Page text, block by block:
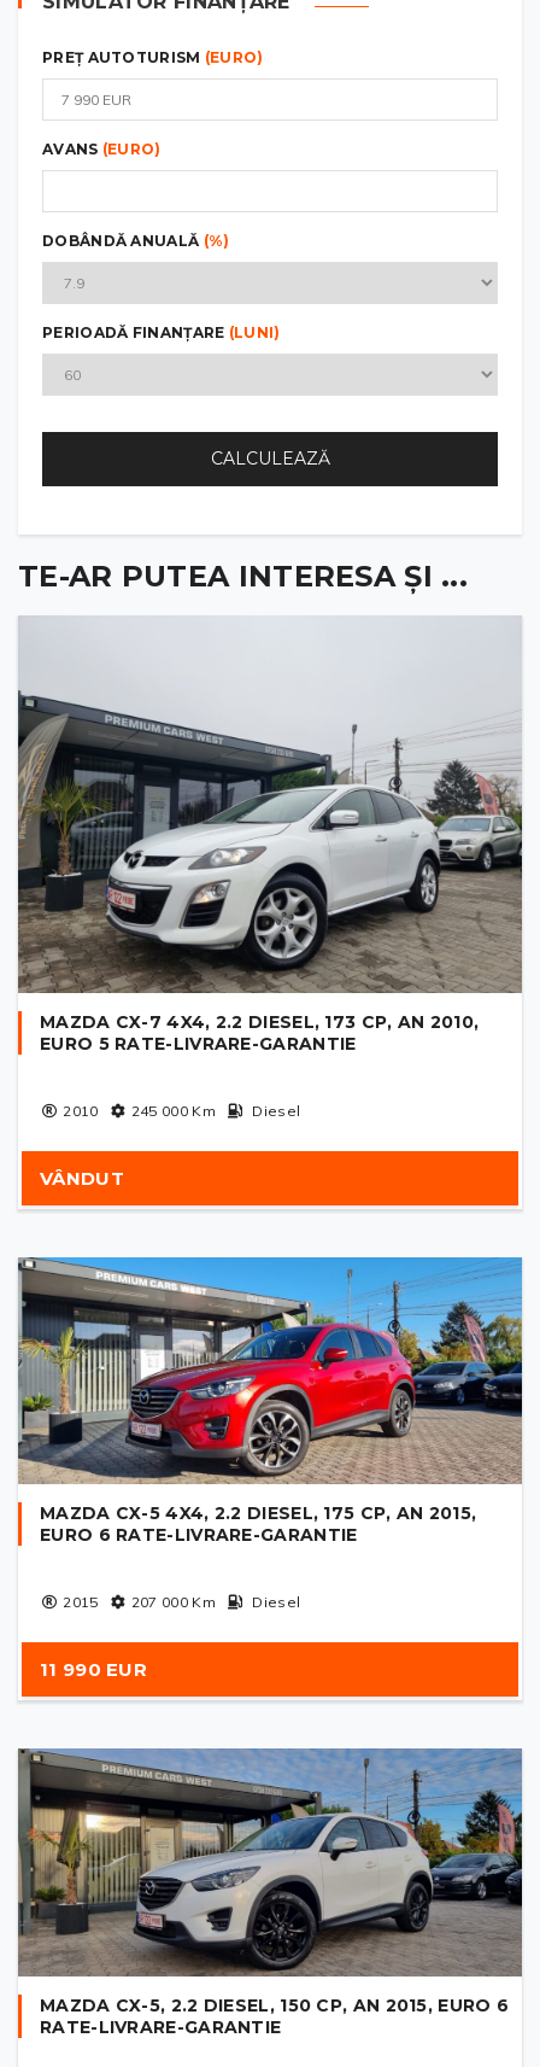
PREȚ AUTOTURISM (EURO)
AVANS (EURO)
DOBÂNDĂ ANUALĂ (%)
PERIOADĂ FINANȚARE (LUNI)
CALCULEAZĂ
TE-AR PUTEA INTERESA ȘI ...
MAZDA CX-7 4X4, 2.2 DIESEL, 173 CP, AN 2010,
EURO 5 RATE-LIVRARE-GARANTIE
2010 245 000Km Diesel
VÂNDUT
MAZDA CX-5 4X4, 2.2 DIESEL, 175 CP, AN 2015,
EURO 6 RATE-LIVRARE-GARANTIE
2015 207 000Km Diesel
11 990 EUR
MAZDA CX-5, 2.2 DIESEL, 150 CP, AN 2015, EURO 6
RATE-LIVRARE-GARANTIE